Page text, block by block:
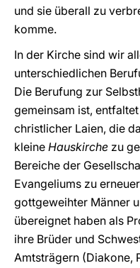
und sie überall zu
komme.
In der Kirche sind wir
unterschiedlichen
Die Berufung zur
gemeinsam ist,
christlicher Laien, die
kleine Hauskirche zu
Bereiche der
Evangeliums zu
gottgeweihter Männer
übereignet haben als
ihre Brüder und
Amtsträgern (Diakone,